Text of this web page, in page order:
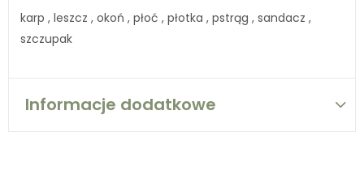
karp , leszcz , okoń , płoć , płotka , pstrąg , sandacz ,
szczupak
Informacje dodatkowe